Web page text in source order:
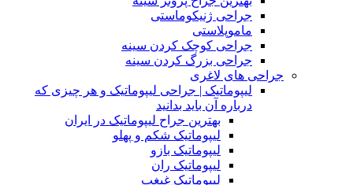
جراحی ژنیکوماستی
ماموپلاستی
جراحی کوچک کردن سینه
جراحی بزرگ کردن سینه
جراحی های لاغری
لیپوماتیک | جراحی لیپوماتیک و هر چیزی که
درباره آن باید بدانید
بهترین جراح لیپوماتیک در ایران
لیپوماتیک شکم و پهلو
لیپوماتیک بازو
لیپوماتیک ران
لیپوماتیک غبغب